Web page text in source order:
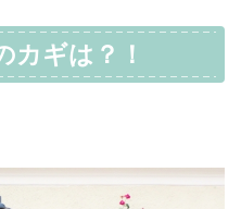
カギは？！